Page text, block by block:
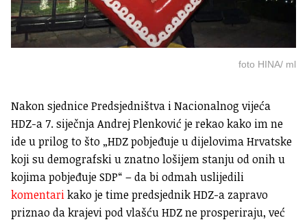
foto HINA/ ml
Nakon sjednice Predsjedništva i Nacionalnog vijeća
HDZ-a 7. siječnja Andrej Plenković je rekao kako im ne
ide u prilog to što „HDZ pobjeđuje u dijelovima Hrvatske
koji su demografski u znatno lošijem stanju od onih u
kojima pobjeđuje SDP“ – da bi odmah uslijedili
komentarikako je time predsjednik HDZ-a zapravo
priznao da krajevi pod vlašću HDZ ne prosperiraju, već